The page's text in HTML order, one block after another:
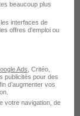
beaucoup plus
interfaces de
offres d'emploi ou
Ads , Critéo,
publicités pour des
d’augmenter vos
votre navigation, de